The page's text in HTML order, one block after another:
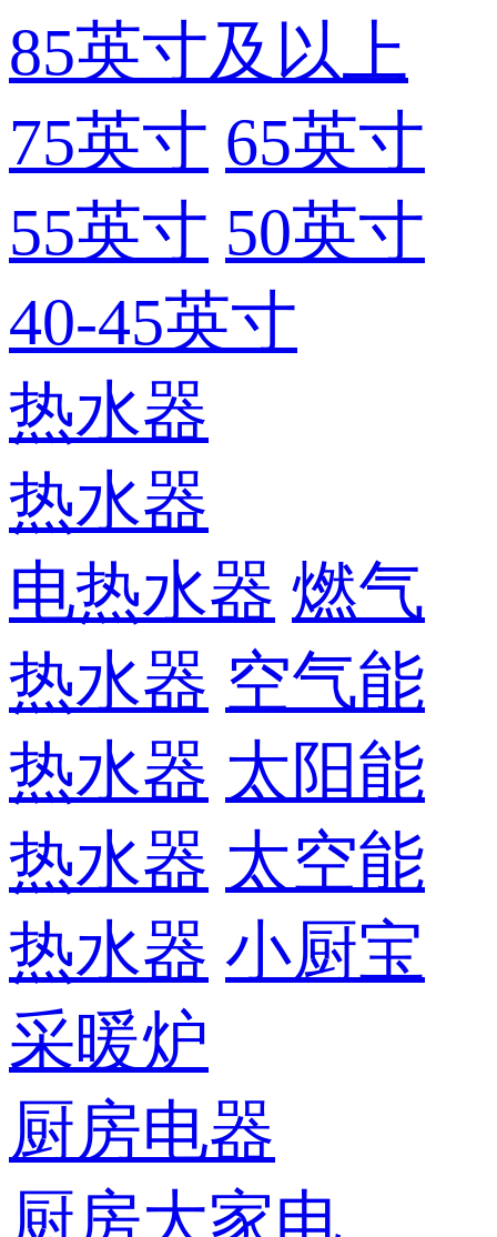
85英寸及以上
75英寸 65英寸
55英寸 50英寸
40-45英寸
热水器
热水器
电热水器 燃气
热水器 空气能
热水器 太阳能
热水器 太空能
热水器 小厨宝
采暖炉
厨房电器
厨房大家电